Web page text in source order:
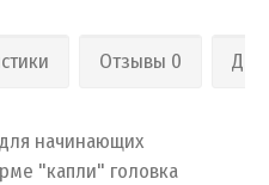
Отзывы 0
начинающих
"капли" головка